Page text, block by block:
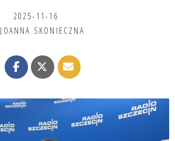
2025-11-16
JOANNA SKONIECZNA